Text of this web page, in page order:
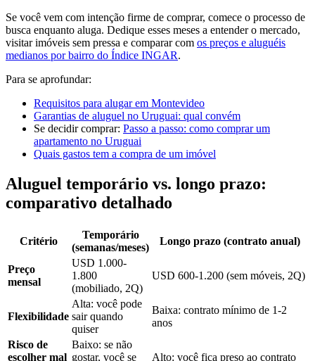
Se você vem com intenção firme de comprar, comece o processo de
busca enquanto aluga. Dedique esses meses a entender o mercado,
visitar imóveis sem pressa e comparar com os preços e aluguéis
medianos por bairro do Índice INGAR.
Para se aprofundar:
Requisitos para alugar em Montevideo
Garantias de aluguel no Uruguai: qual convém
Se decidir comprar: Passo a passo: como comprar um
apartamento no Uruguai
Quais gastos tem a compra de um imóvel
Aluguel temporário vs. longo prazo:
comparativo detalhado
Critério
Temporário
(semanas/meses)
Longo prazo (contrato anual)
Preço
mensal
USD 1.000-
1.800
(mobiliado, 2Q)
USD 600-1.200 (sem móveis, 2Q)
Flexibilidade
Alta: você pode
sair quando
quiser
Baixa: contrato mínimo de 1-2
anos
Risco de
escolher mal
Baixo: se não
gostar, você se
Alto: você fica preso ao contrato